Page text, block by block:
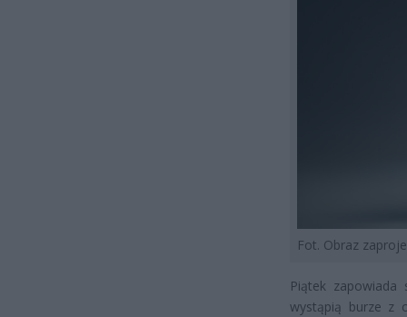
Fot. Obraz
Piątek zapowiada
wystąpią burze z